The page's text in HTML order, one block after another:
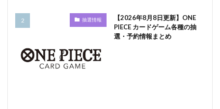
抽選情報
【2026年8月8日更新】ONE
PIECE カードゲーム各種の抽
選・予約情報まとめ